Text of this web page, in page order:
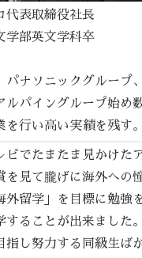
代表取締役社長
部英文学科卒
パナソニックグループ
ルパイングループ始め
を行い高い実績を残す。
ビでたまたま見かけた
を見て朧げに海外への
外留学」を目標に勉強
することが出来ました
指し努力する同級生ば